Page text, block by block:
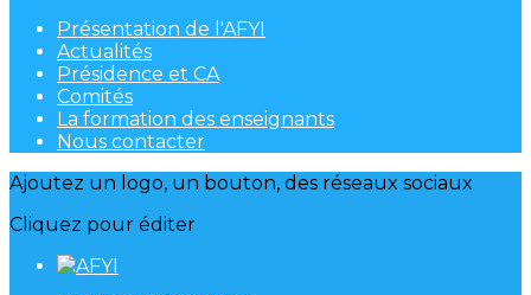
Présentation de l'AFYI
Actualités
Présidence et CA
Comités
La formation des enseignants
Nous contacter
Ajoutez un logo, un bouton, des réseaux sociaux
Cliquez pour éditer